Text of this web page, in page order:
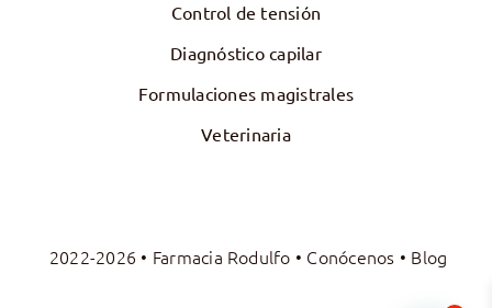
Control de tensión
Diagnóstico capilar
Formulaciones magistrales
Veterinaria
2022-2026 • Farmacia Rodulfo • Conócenos • Blog